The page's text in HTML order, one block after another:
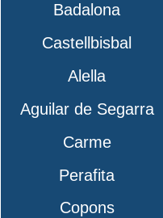
Badalona
Castellbisbal
Alella
Aguilar de Segarra
Carme
Perafita
Copons